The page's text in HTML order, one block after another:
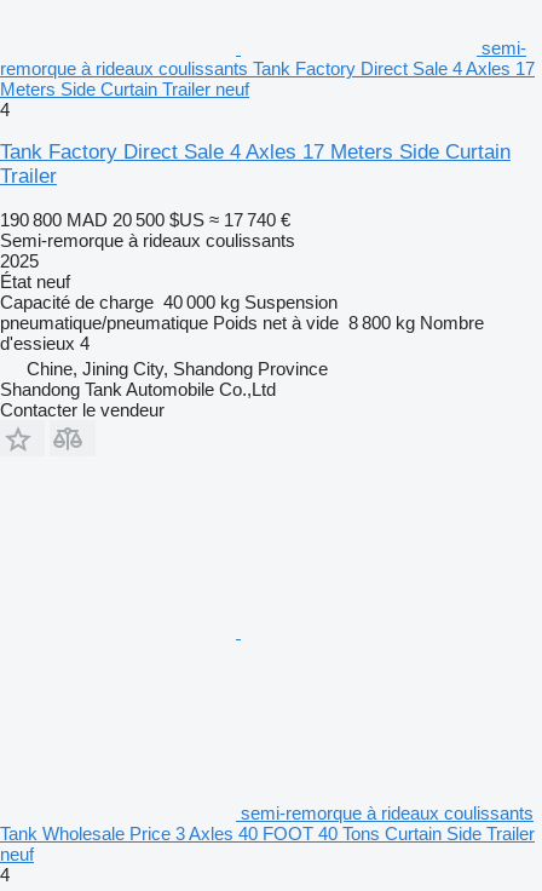
semi-
remorque à rideaux coulissants Tank Factory Direct Sale 4 Axles 17
Meters Side Curtain Trailer neuf
4
Tank Factory Direct Sale 4 Axles 17 Meters Side Curtain
Trailer
190 800 MAD 20 500 $US ≈ 17 740 €
Semi-remorque à rideaux coulissants
2025
État neuf
Capacité de charge 40 000 kg Suspension
pneumatique/pneumatique Poids net à vide 8 800 kg Nombre
d'essieux 4
Chine, Jining City, Shandong Province
Shandong Tank Automobile Co.,Ltd
Contacter le vendeur
semi-remorque à rideaux coulissants
Tank Wholesale Price 3 Axles 40 FOOT 40 Tons Curtain Side Trailer
neuf
4